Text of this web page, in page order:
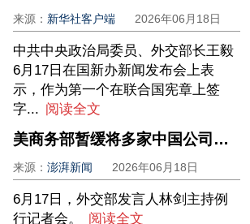
来源： 新华社客户端 2026年06月18日
中共中央政治局委员、外交部长王毅
6月17日在国新办新闻发布会上表
示，作为第一个在联合国宪章上签
字... 阅读全文
美商务部暂缓将多家中国公司列入实体清单，外交部：一贯反对美方滥用实体清单等工具
来源：澎湃新闻 2026年06月18日
6月17日，外交部发言人林剑主持例
行记者会。
阅读全文